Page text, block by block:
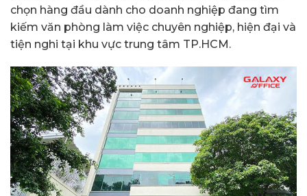
chọn hàng đầu dành cho doanh nghiệp đang tìm
kiếm văn phòng làm việc chuyên nghiệp, hiện đại và
tiện nghi tại khu vực trung tâm TP.HCM.